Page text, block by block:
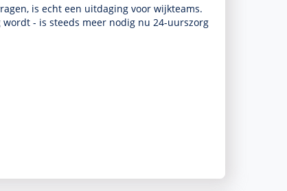
is echt een uitdaging voor wijkteams.
- is steeds meer nodig nu 24-uurszorg